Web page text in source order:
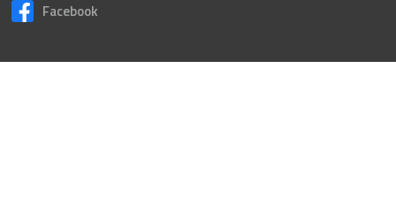
Facebook